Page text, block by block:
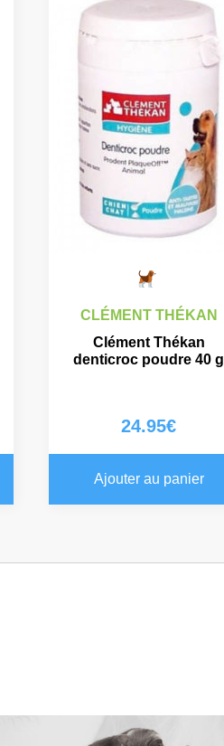
CLÉMENT THÉKAN
Clément Thékan
denticroc poudre 40 g
24.95€
Ajouter au panier